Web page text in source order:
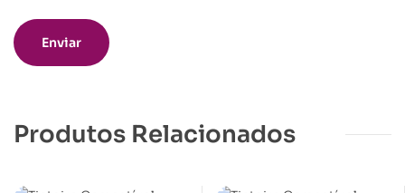
Produtos Relacionados